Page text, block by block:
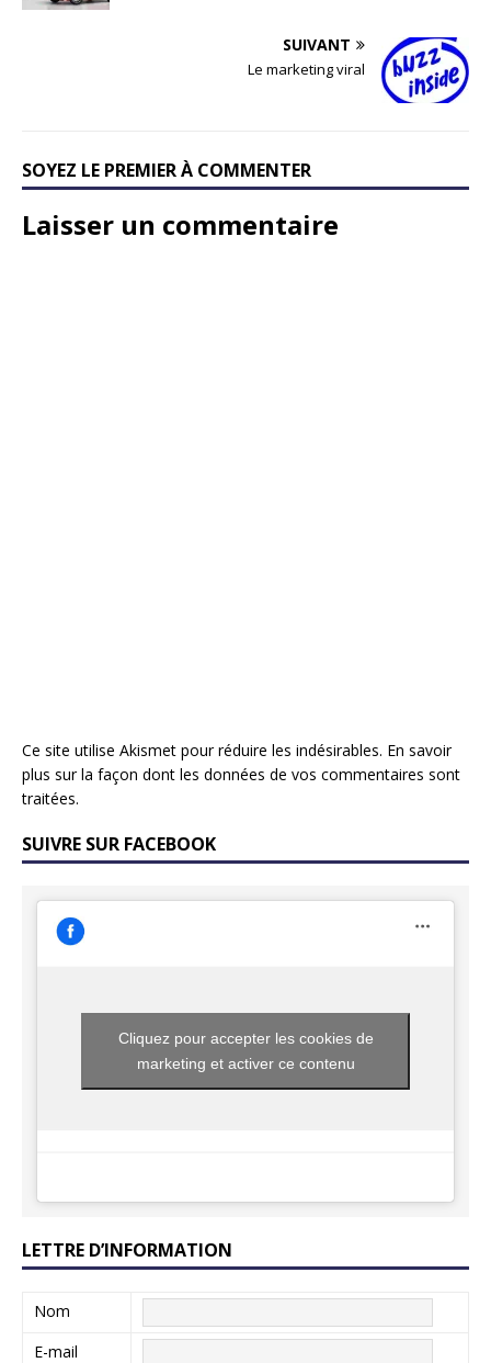
SUIVANT
Le marketing viral
SOYEZ LE PREMIER À COMMENTER
Laisser un commentaire
Ce site utilise Akismet pour réduire les indésirables. En savoir
plus sur la façon dont les données de vos commentaires sont
traitées.
SUIVRE SUR FACEBOOK
Cliquez pour accepter les cookies de
marketing et activer ce contenu
LETTRE D’INFORMATION
Nom
E-mail